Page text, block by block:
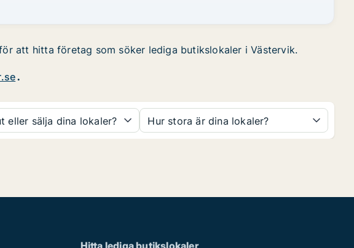
att hitta företag som söker lediga butikslokaler i Västervik.
.
eller sälja dina lokaler? Hur stora är dina lokaler?
Hitta lediga butikslokaler